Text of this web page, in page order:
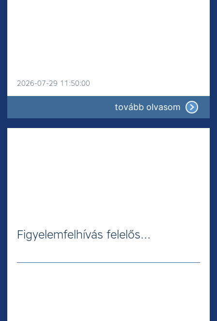
2026-07-29 11:50:00
tovább olvasom :
Figyelemfelhívás felelős…